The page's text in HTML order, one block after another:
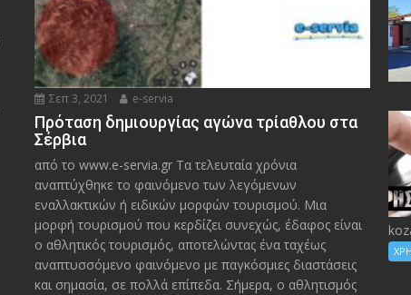
Σεπ 3, 2021 e-servia
Πρόταση δημιουργίας αγώνα τρίαθλου στα
Σέρβια
από το www.e-servia.gr Τα τελευταία χρόνια
αναπτύχθηκε το φαινόμενο των λεγόμενων
εναλλακτικών ή ειδικών μορφών τουρισμού. Μια
μορφή τουρισμού που κερδίζει συνεχώς, έδαφος είναι
ο αθλητικός τουρισμός, αποτελώντας ένα ταχέως
αναπτυσσόμενο φαινόμενο με παγκόσμιες διαστάσεις
και σημασία, σε πολλά επίπεδα. Σήμερα, ο αθλητισμός